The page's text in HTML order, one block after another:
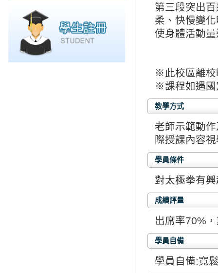
第三段突出
柔、快慢變
使身體活動
※此校區離
※課程如遇
教學方式
老師示範動
際授課內容
學員條件
對太極拳有
成績評量
出席率70%
學員自備
學員自備:寬